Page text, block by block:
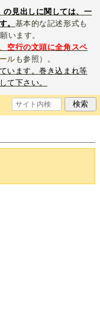
見出しに関しては、一
。 基本的な記述形式も
います。
空行の文頭に全角スペ
ル も参照）。
います。巻き込まれ等
て下さい。